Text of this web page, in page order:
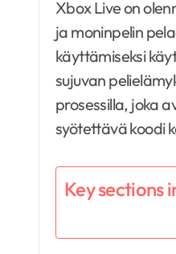
Xbox Live on olennainen online-pelipalvelu Xbox-käyttäjille, joka mahdollistaa yhteydenpidon
ja moninpelin
käyttämiseksi
sujuvan
prosessilla, joka
syötettävä koodi
Key sections